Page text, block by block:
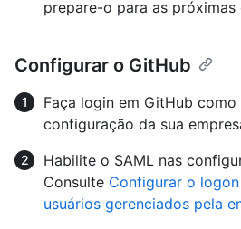
prepare-o para as próximas
Configurar o GitHub
Faça login em GitHub
configuração da sua
Habilite o SAML nas
Consulte Configurar o
usuários gerenciados pela